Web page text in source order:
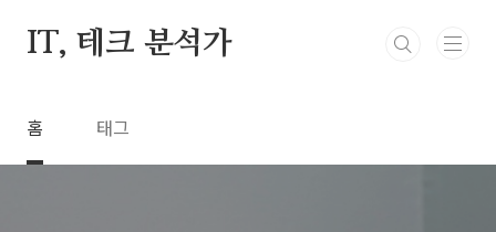
IT, 테크 분석가
홈 태그